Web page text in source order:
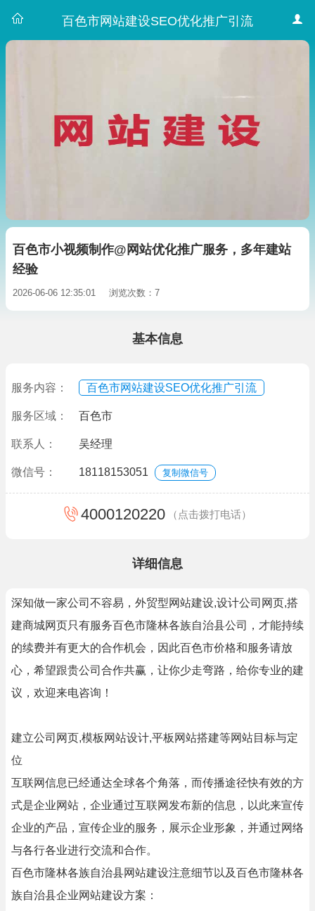
百色市网站建设SEO优化推广引流
百色市小视频制作@网站优化推广服务，多年建站
经验
2026-06-06 12:35:01 浏览次数：7
基本信息
服务内容： 百色市网站建设SEO优化推广引流
服务区域： 百色市
联系人： 吴经理
微信号： 18118153051 复制微信号
4000120220 （点击拨打电话）
详细信息
深知做一家公司不容易，外贸型网站建设,设计公司网页,搭
建商城网页只有服务百色市隆林各族自治县公司，才能持续
的续费并有更大的合作机会，因此百色市价格和服务请放
心，希望跟贵公司合作共赢，让你少走弯路，给你专业的建
议，欢迎来电咨询！
建立公司网页,模板网站设计,平板网站搭建等网站目标与定
位
互联网信息已经通达全球各个角落，而传播途径快有效的方
式是企业网站，企业通过互联网发布新的信息，以此来宣传
企业的产品，宣传企业的服务，展示企业形象，并通过网络
与各行各业进行交流和合作。
百色市隆林各族自治县网站建设注意细节以及百色市隆林各
族自治县企业网站建设方案：